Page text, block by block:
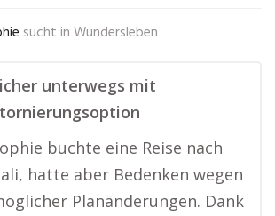
sucht in Wundersleben
unterwegs mit
buchte eine Reise nach
hatte aber Bedenken wegen
Planänderungen. Dank